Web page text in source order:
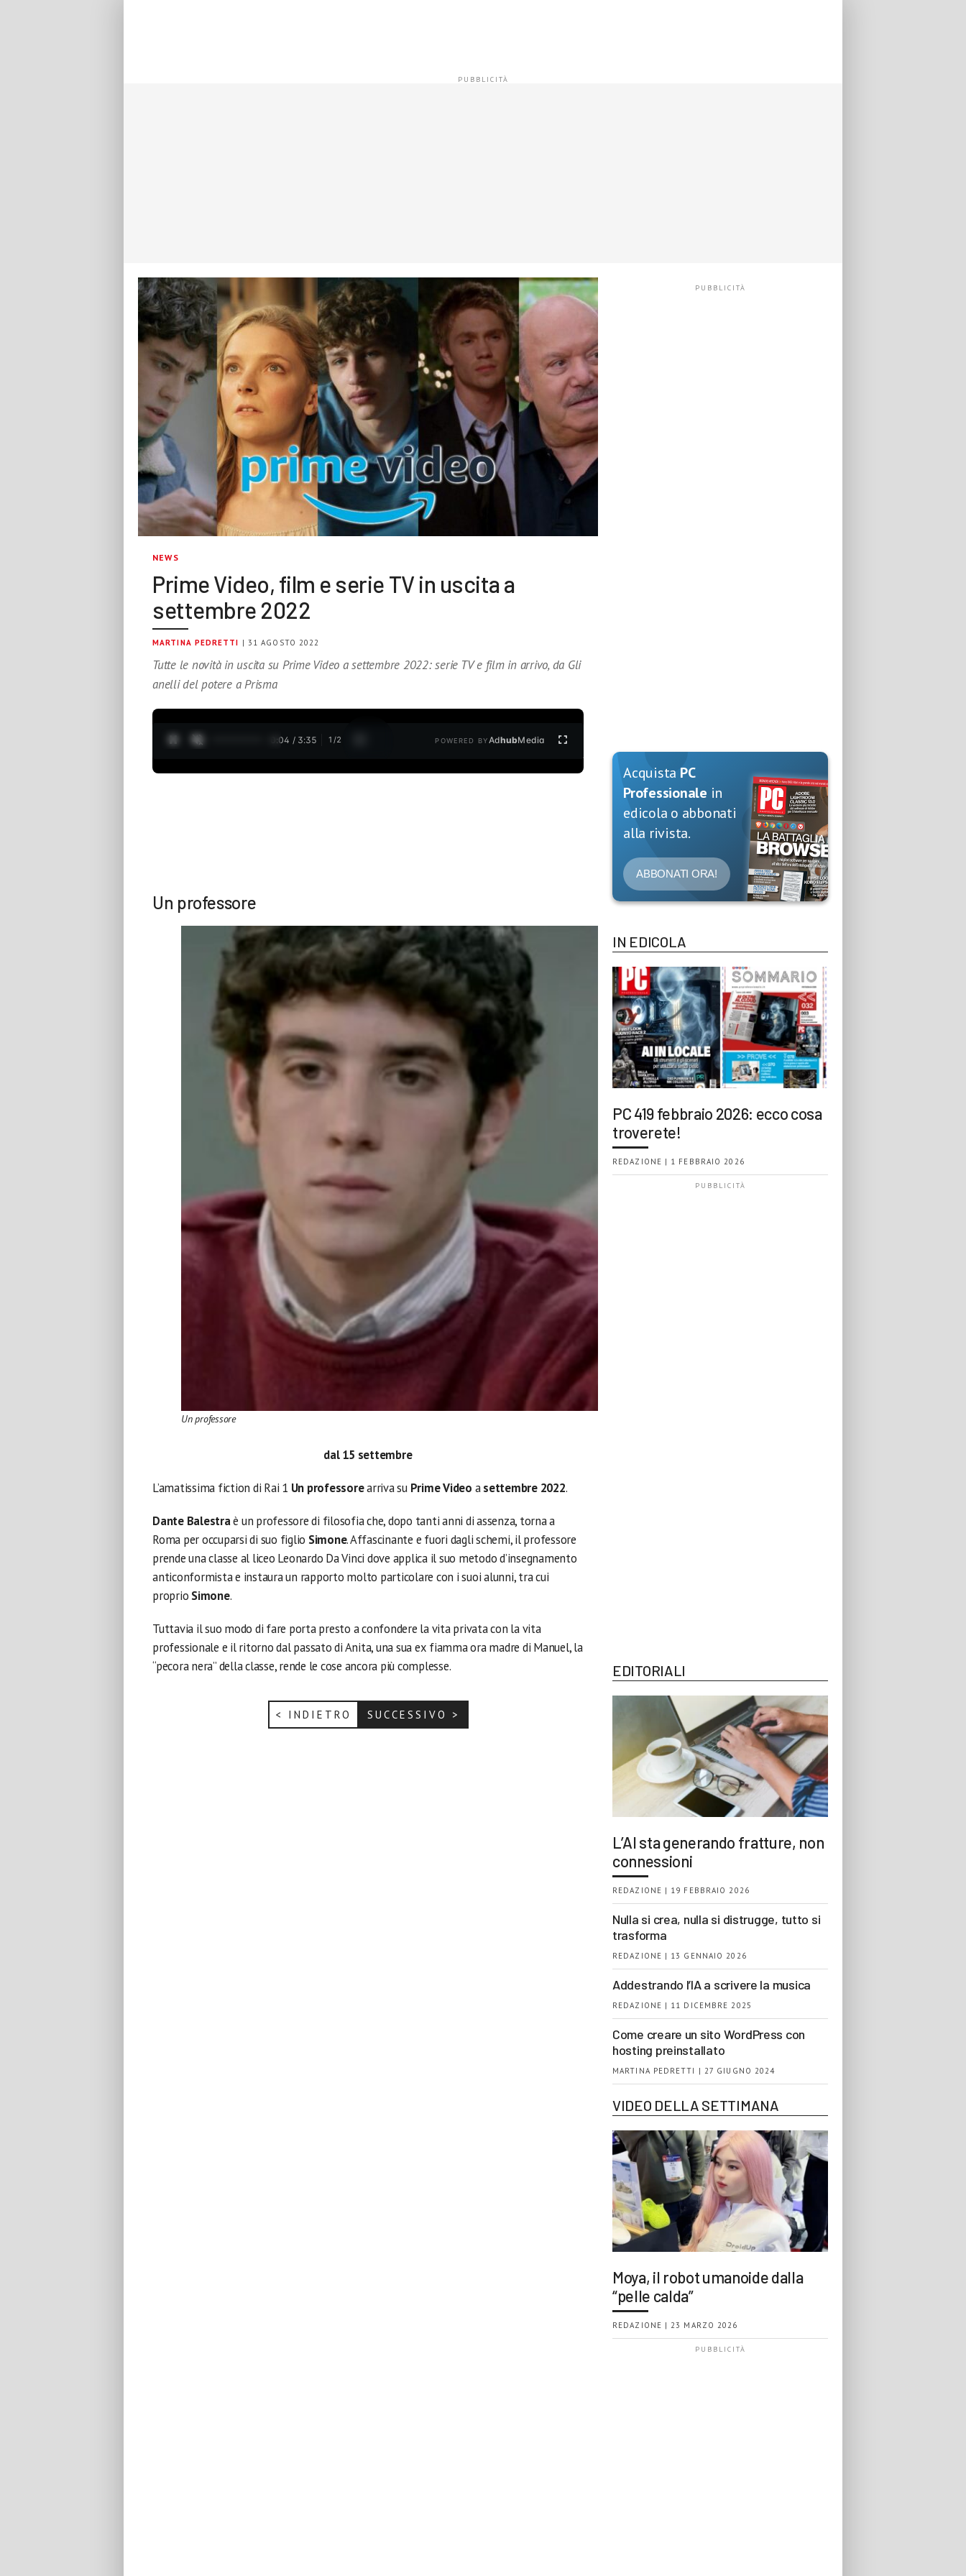
NEWS
Prime Video, film e serie TV in uscita a
settembre 2022
MARTINA PEDRETTI | 31 AGOSTO 2022
Tutte le novità in uscita su Prime Video a settembre 2022: serie TV e film in arrivo, da Gli
anelli del potere a Prisma
0:05 / 3:35 1 /2 POWERED BYAdhubMedia
Un professore
Un professore
dal 15 settembre
L’amatissima fiction di Rai 1 Un professorearriva su Prime Video asettembre 2022.
Dante Balestraè un professore di filosofia che, dopo tanti anni di assenza, torna a
Roma per occuparsi di suo figlio Simone. Affascinante e fuori dagli schemi, il professore
prende una classe al liceo Leonardo Da Vinci dove applica il suo metodo d’insegnamento
anticonformista e instaura un rapporto molto particolare con i suoi alunni, tra cui
proprio Simone.
Tuttavia il suo modo di fare porta presto a confondere la vita privata con la vita
professionale e il ritorno dal passato di Anita, una sua ex fiamma ora madre di Manuel, la
“pecora nera” della classe, rende le cose ancora più complesse.
< INDIETRO SUCCESSIVO >
Acquista PC
Professionale in
edicola o abbonati
alla rivista.
ABBONATI ORA!
IN EDICOLA
PC 419 febbraio 2026: ecco cosa
troverete!
REDAZIONE | 1 FEBBRAIO 2026
EDITORIALI
L’AI sta generando fratture, non
connessioni
REDAZIONE | 19 FEBBRAIO 2026
Nulla si crea, nulla si distrugge, tutto si
trasforma
REDAZIONE | 13 GENNAIO 2026
Addestrando l’IA a scrivere la musica
REDAZIONE | 11 DICEMBRE 2025
Come creare un sito WordPress con
hosting preinstallato
MARTINA PEDRETTI | 27 GIUGNO 2024
VIDEO DELLA SETTIMANA
Moya, il robot umanoide dalla
“pelle calda”
REDAZIONE | 23 MARZO 2026